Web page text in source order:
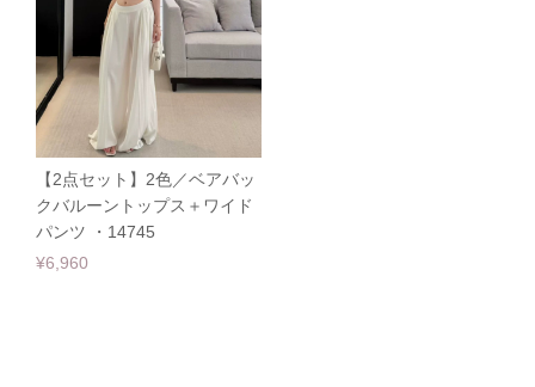
【2点セット】2色／ベアバッ
クバルーントップス＋ワイド
パンツ ・14745
¥6,960